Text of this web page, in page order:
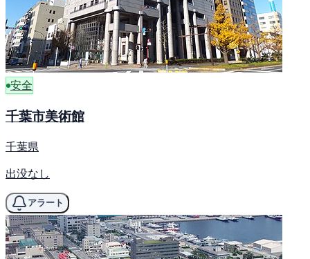
安全
千葉市美術館
千葉県
出没なし
アラート